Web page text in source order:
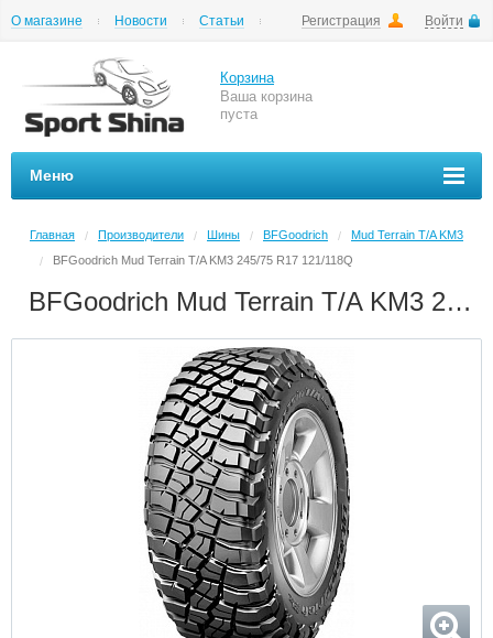
Регистрация Войти
О магазине Новости
Статьи
Корзина
Ваша корзина
пуста
Меню
Главная / Производители / Шины / BFGoodrich / Mud Terrain T/A KM3
/ BFGoodrich Mud Terrain T/A KM3 245/75 R17 121/118Q
BFGoodrich Mud Terrain T/A KM3 245/75 R17 121/118Q